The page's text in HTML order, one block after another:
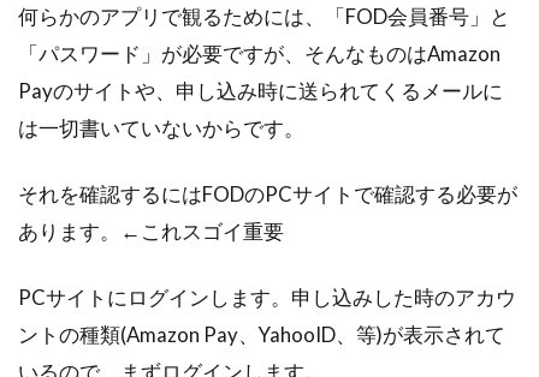
何らかのアプリで観るためには、「FOD会員番号」と
「パスワード」が必要ですが、そんなものはAmazon
Payのサイトや、申し込み時に送られてくるメールに
は一切書いていないからです。
それを確認するにはFODのPCサイトで確認する必要が
あります。←これスゴイ重要
PCサイトにログインします。申し込みした時のアカウ
ントの種類(Amazon Pay、YahooID、等)が表示されて
いるので、まずログインします。